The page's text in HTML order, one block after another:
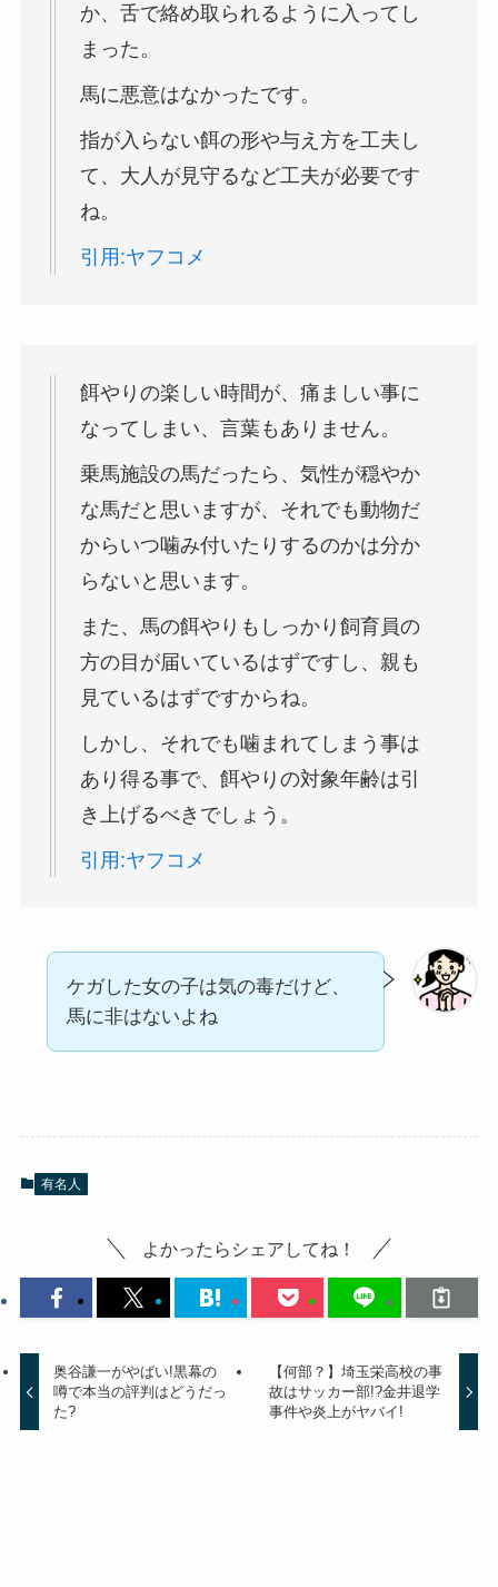
か、舌で絡め取られるように入ってし
まった。
馬に悪意はなかったです。
指が入らない餌の形や与え方を工夫し
て、大人が見守るなど工夫が必要です
ね。
引用:ヤフコメ
餌やりの楽しい時間が、痛ましい事に
なってしまい、言葉もありません。
乗馬施設の馬だったら、気性が穏やか
な馬だと思いますが、それでも動物だ
からいつ噛み付いたりするのかは分か
らないと思います。
また、馬の餌やりもしっかり飼育員の
方の目が届いているはずですし、親も
見ているはずですからね。
しかし、それでも噛まれてしまう事は
あり得る事で、餌やりの対象年齢は引
き上げるべきでしょう。
引用:ヤフコメ
ケガした女の子は気の毒だけど、
馬に非はないよね
有名人
よかったらシェアしてね！
奥谷謙一がやばい!黒幕の
噂で本当の評判はどうだっ
た?
【何部？】埼玉栄高校の事
故はサッカー部!?金井退学
事件や炎上がヤバイ!